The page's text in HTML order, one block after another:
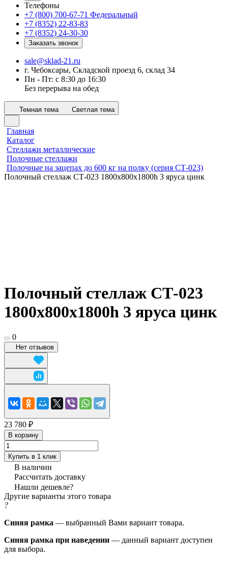
Телефоны
+7 (800) 700-67-71 Федеральный
+7 (8352) 22-83-83
+7 (8352) 24-30-30
Заказать звонок
sale@sklad-21.ru
г. Чебоксары, Складской проезд 6, склад 34
Пн - Пт: с 8:30 до 16:30
Без перерыва на обед
Темная тема Светлая тема
Главная
Каталог
Стеллажи металлические
Полочные стеллажи
Полочные на зацепах до 600 кг на полку (серия СТ-023)
Полочный стеллаж СТ-023 1800x800х1800h 3 яруса цинк
Полочный стеллаж СТ-023
1800x800х1800h 3 яруса цинк
0
Нет отзывов
23 780 ₽
В корзину
Купить в 1 клик
В наличии
Рассчитать доставку
Нашли дешевле?
Другие варианты этого товара
?
Синяя рамка — выбранный Вами вариант товара.
Синяя рамка при наведении — данный вариант доступен
для выбора.